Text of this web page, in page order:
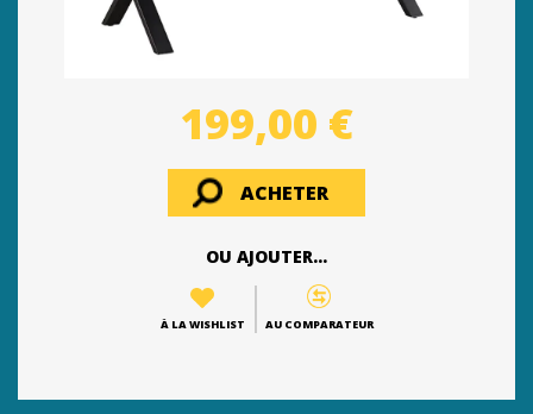
199,00 €
ACHETER
OU AJOUTER...
À LA WISHLIST AU COMPARATEUR